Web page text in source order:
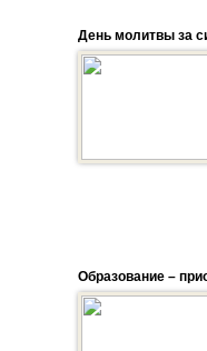
День молитвы за
Образование –